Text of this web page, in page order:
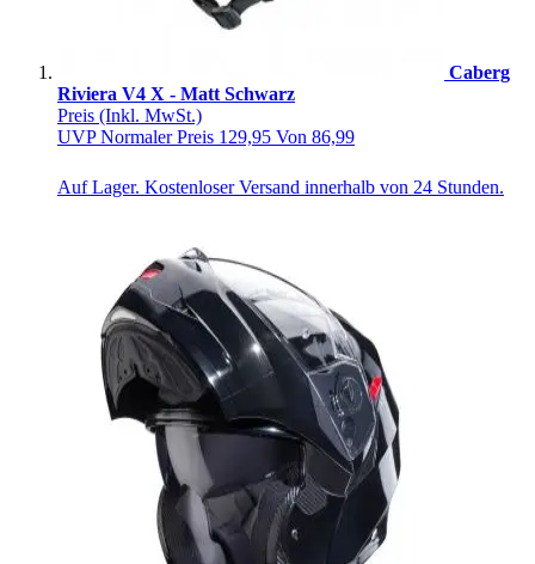
Caberg
Riviera V4 X - Matt Schwarz
Preis (Inkl. MwSt.)
UVPNormaler Preis 129,95 Von 86,99
Auf Lager. Kostenloser Versand innerhalb von 24 Stunden.